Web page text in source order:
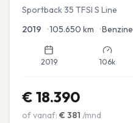
Sportback 35 TFSI S Line
2019 •105.650 km •Benzine
2019 106k
€ 18.390
of vanaf: € 381 /mnd